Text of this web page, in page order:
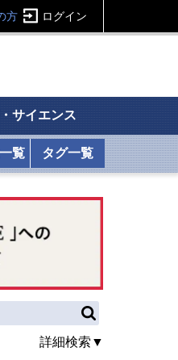
方 ログイン
サイエンス
覧 タグ一覧
詳細検索▼